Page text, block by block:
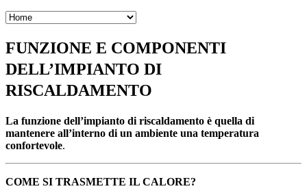
FUNZIONE E COMPONENTI
DELL’IMPIANTO DI
RISCALDAMENTO
La funzione dell’impianto di riscaldamento è quella di
mantenere all’interno di un ambiente una temperatura
confortevole.
COME SI TRASMETTE IL CALORE?